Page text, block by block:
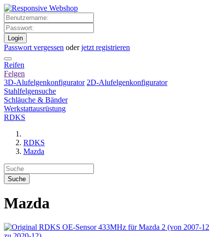
Login
Passwort vergessen oderjetzt registrieren
Reifen
Felgen
3D-Alufelgenkonfigurator 2D-Alufelgenkonfigurator
Stahlfelgensuche
Schläuche & Bänder
Werkstattausrüstung
RDKS
RDKS
Mazda
Mazda